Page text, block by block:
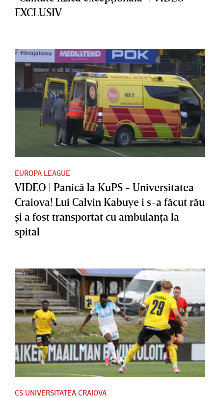
EXCLUSIV
EUROPA LEAGUE
VIDEO | Panică la KuPS - Universitatea
Craiova! Lui Calvin Kabuye i s-a făcut rău
şi a fost transportat cu ambulanţa la
spital
CS UNIVERSITATEA CRAIOVA